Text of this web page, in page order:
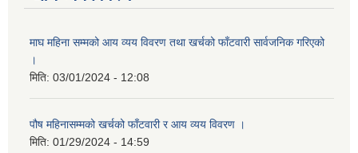
माघ महिना सम्मको आय व्यय विवरण तथा खर्चको फाँटवारी सार्वजनिक गरिएको
।
मिति: 03/01/2024 - 12:08
पौष महिनासम्मको खर्चको फाँटवारी र आय व्यय विवरण ।
मिति: 01/29/2024 - 14:59